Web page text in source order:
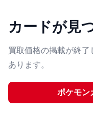
カードが見
買取価格の掲載が終
あります。
ポケモン